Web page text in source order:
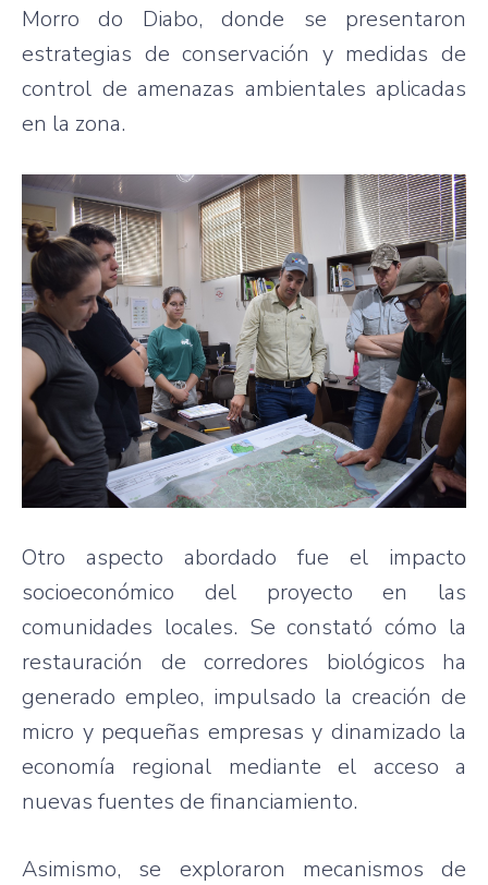
Morro do Diabo, donde se presentaron
estrategias de conservación y medidas de
control de amenazas ambientales aplicadas
en la zona.
Otro aspecto abordado fue el impacto
socioeconómico del proyecto en las
comunidades locales. Se constató cómo la
restauración de corredores biológicos ha
generado empleo, impulsado la creación de
micro y pequeñas empresas y dinamizado la
economía regional mediante el acceso a
nuevas fuentes de financiamiento.
Asimismo, se exploraron mecanismos de